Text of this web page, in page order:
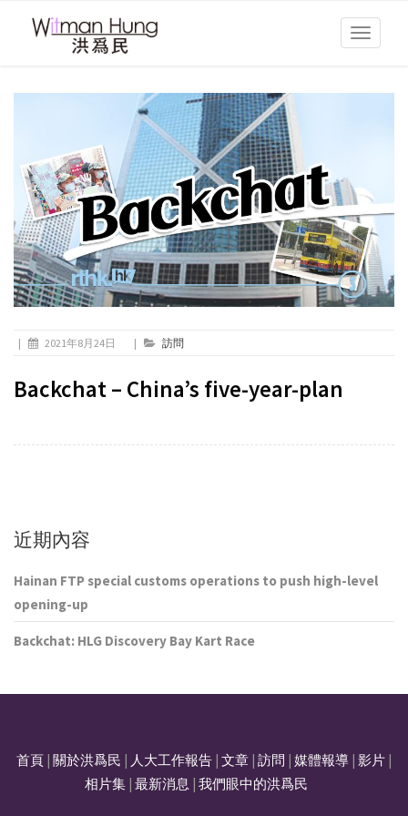
Toggle
| 2021年8月24日 | 訪問
Backchat – China’s five-year-plan
近期內容
Hainan FTP special customs operations to push high-level
opening-up
Backchat: HLG Discovery Bay Kart Race
首頁 關於洪爲民 人大工作報告 文章 訪問 媒體報導 影片
相片集| 最新消息 我們眼中的洪爲民